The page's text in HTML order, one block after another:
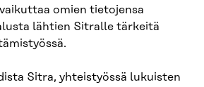
omien tietojensa
lähtien Sitralle tärkeitä
Sitra, yhteistyössä lukuisten